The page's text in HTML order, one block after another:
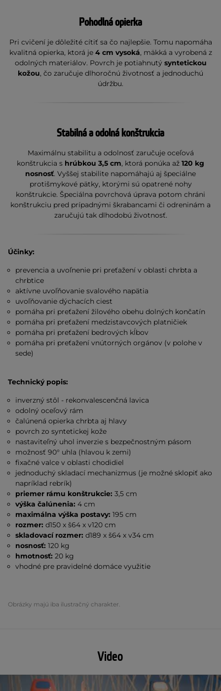
Pohodlná opierka
Pri cvičení je dôležité cítiť sa čo najlepšie. Tomu napomáha
kvalitná opierka, ktorá je 4 cm vysoká, mäkká a vyrobená z
odolných materiálov. Povrch je potiahnutýsyntetickou
kožou, čo zaručuje dlhoročnú životnosť a jednoduchú
údržbu.
Stabilná a odolná konštrukcia
Maximálnu stabilitu a odolnosť zaručuje oceľová
konštrukcia s hrúbkou 3,5 cm, ktorá ponúka až 120 kg
nosnosť. Vyššej stabilite napomáhajú aj špeciálne
protišmykové pätky, ktorými sú opatrené nohy
konštrukcie. Špeciálna povrchová úprava potom chráni
konštrukciu pred prípadnými škrabancami či odreninám a
zaručujú tak dlhodobú životnosť.
Účinky:
prevencia a uvoľnenie pri preťažení v oblasti chrbta a
chrbtice
aktívne uvoľňovanie svalového napätia
uvoľňovanie dýchacích ciest
pomáha pri preťažení žilového obehu dolných končatín
pomáha pri preťažení medzistavcových platničiek
pomáha pri preťažení bedrových kĺbov
pomáha pri preťažení vnútorných orgánov (v polohe v
sede)
Technický popis:
inverzný stôl - rekonvalescenčná lavica
odolný oceľový rám
čalúnená opierka chrbta aj hlavy
povrch zo syntetickej kože
nastaviteľný uhol inverzie s bezpečnostným pásom
možnosť 90° uhla (hlavou k zemi)
fixačné valce v oblasti chodidiel
jednoduchý skladací mechanizmus (je možné sklopiť ako
napríklad rebrík)
priemer rámu konštrukcie: 3,5 cm
výška čalúnenia: 4 cm
maximálna výška postavy: 195 cm
rozmer: d150 x š64 x v120 cm
skladovací rozmer: d189 x š64 x v34 cm
nosnosť: 120 kg
hmotnosť: 20 kg
vhodné pre pravidelné domáce využitie
Obrázky majú iba ilustračný charakter.
Video